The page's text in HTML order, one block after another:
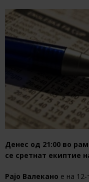
Денес од 21:00 во
се сретнат екиптие
Рајо Валекано е на 12-